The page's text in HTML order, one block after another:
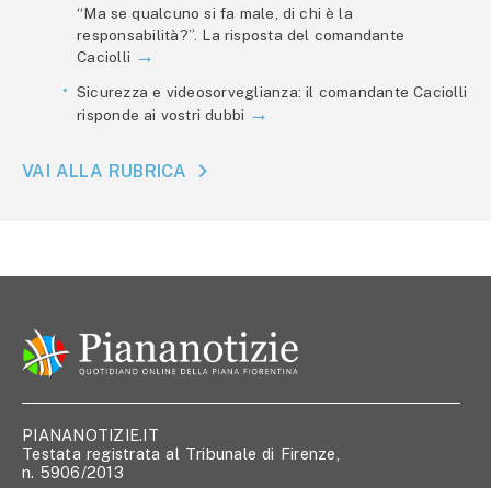
“Ma se qualcuno si fa male, di chi è la
responsabilità?”. La risposta del comandante
Caciolli
Sicurezza e videosorveglianza: il comandante Caciolli
risponde ai vostri dubbi
VAI ALLA RUBRICA
PIANANOTIZIE.IT
Testata registrata al Tribunale di Firenze,
n. 5906/2013